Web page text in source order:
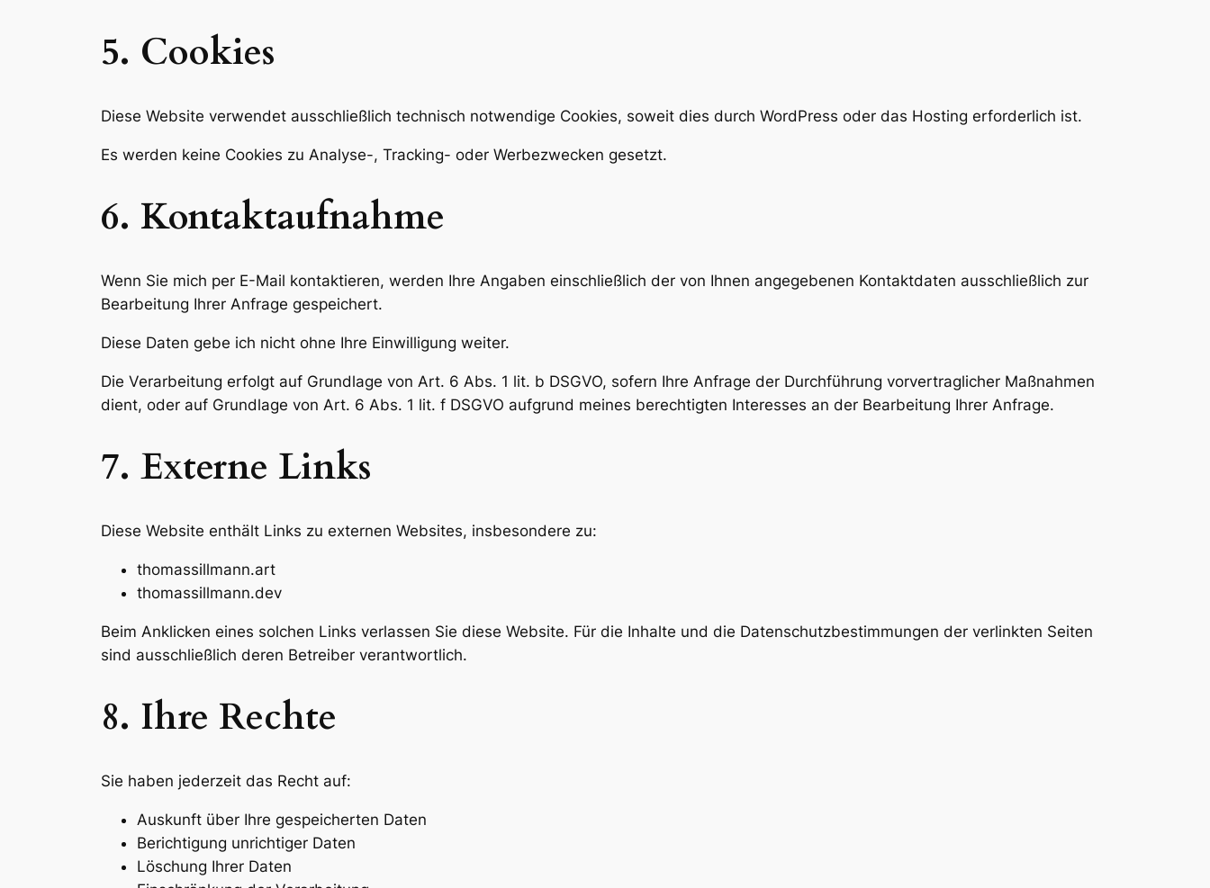
5. Cookies
Diese Website verwendet ausschließlich technisch notwendige Cookies, soweit dies durch WordPress oder das Hosting erforderlich ist.
Es werden keine Cookies zu Analyse-, Tracking- oder Werbezwecken gesetzt.
6. Kontaktaufnahme
Wenn Sie mich per E-Mail kontaktieren, werden Ihre Angaben einschließlich der von Ihnen angegebenen Kontaktdaten ausschließlich zur
Bearbeitung Ihrer Anfrage gespeichert.
Diese Daten gebe ich nicht ohne Ihre Einwilligung weiter.
Die Verarbeitung erfolgt auf Grundlage von Art. 6 Abs. 1 lit. b DSGVO, sofern Ihre Anfrage der Durchführung vorvertraglicher Maßnahmen
dient, oder auf Grundlage von Art. 6 Abs. 1 lit. f DSGVO aufgrund meines berechtigten Interesses an der Bearbeitung Ihrer Anfrage.
7. Externe Links
Diese Website enthält Links zu externen Websites, insbesondere zu:
thomassillmann.art
thomassillmann.dev
Beim Anklicken eines solchen Links verlassen Sie diese Website. Für die Inhalte und die Datenschutzbestimmungen der verlinkten Seiten
sind ausschließlich deren Betreiber verantwortlich.
8. Ihre Rechte
Sie haben jederzeit das Recht auf:
Auskunft über Ihre gespeicherten Daten
Berichtigung unrichtiger Daten
Löschung Ihrer Daten